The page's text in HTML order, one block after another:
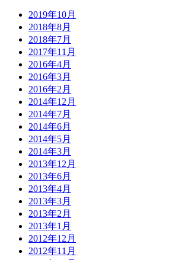
2019年10月
2018年8月
2018年7月
2017年11月
2016年4月
2016年3月
2016年2月
2014年12月
2014年7月
2014年6月
2014年5月
2014年3月
2013年12月
2013年6月
2013年4月
2013年3月
2013年2月
2013年1月
2012年12月
2012年11月